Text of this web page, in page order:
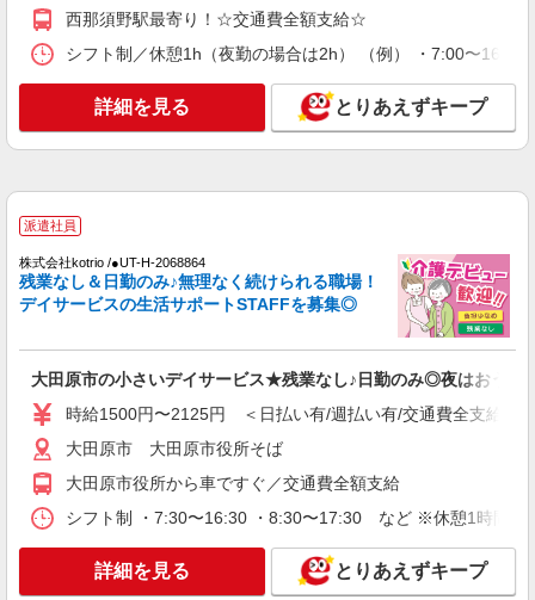
派遣社員
株式会社kotrio /●UT-H-2067383
大田原市/未経験OK★誰かの支えになれる人
に！グルホの世話人♪
時給1500円〜2125円 ＜日払い有/週払い有/交
通費全支給(ガソリン代含む)＞
派遣社員
株式会社kotrio /●UT-H-2028496
≪大田原市≫日勤のみ＆残業ナシ！お迎えに間
に合うデイサービス
時給1500円〜2125円 ＜日払い有/週払い有/交
キープ 詳細を見る
株式会社kotrio /●UT-H-2010080
大田原市＊少人数グルホで利用者さんと家事や
西那須野駅最寄り！☆交通費全額支給☆
シフト制／休憩1h（夜勤の場合は2h） （例） ・7:00〜
詳細を見る とりあえずキープ
派遣社員
株式会社kotrio /●UT-H-2068864
残業なし＆日勤のみ♪無理なく続けられる職場！
デイサービスの生活サポートSTAFFを募集◎
大田原市の小さいデイサービス★残業なし♪日勤のみ◎夜はおうち
時給1500円〜2125円 ＜日払い有/週払い有/交通費全支給(ガ
大田原市 大田原市役所そば
大田原市役所から車ですぐ／交通費全額支給
シフト制 ・7:30〜16:30 ・8:30〜17:30 など ※休憩1時間 ※
詳細を見る とりあえずキープ